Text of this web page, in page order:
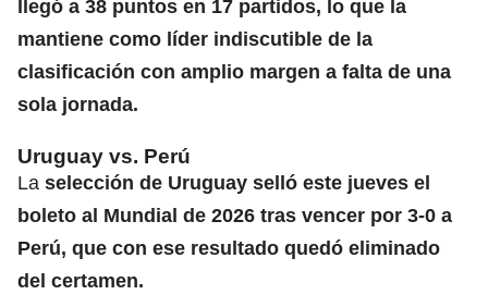
llegó a 38 puntos en 17 partidos, lo que la
mantiene como líder indiscutible de la
clasificación con amplio margen a falta de una
sola jornada.
Uruguay vs. Perú
La selección de Uruguay selló este jueves el
boleto al Mundial de 2026 tras vencer por 3-0 a
Perú, que con ese resultado quedó eliminado
del certamen.